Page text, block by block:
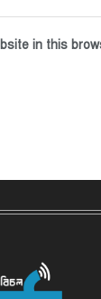
in this